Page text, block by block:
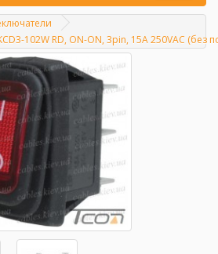
102W RD, ON-ON, 3pin, 15A 250VAC (без